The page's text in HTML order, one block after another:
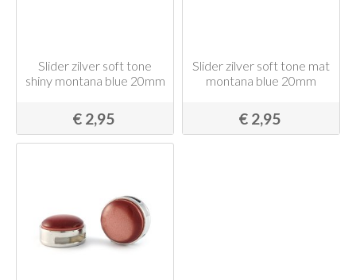
Slider zilver soft tone
shiny montana blue 20mm
€ 2,95
Slider zilver soft tone mat
montana blue 20mm
€ 2,95